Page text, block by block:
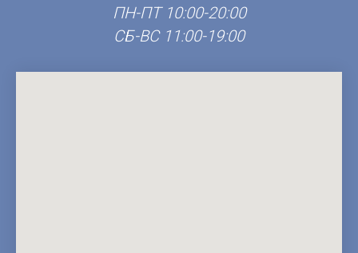
ПН-ПТ 10:00-20:00
СБ-ВС 11:00-19:00